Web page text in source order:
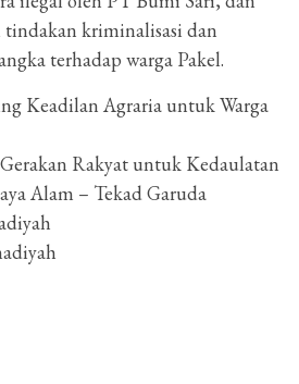
kriminalisasi dan
terhadap warga Pakel.
Keadilan Agraria untuk Warga
Rakyat untuk Kedaulatan
Alam – Tekad Garuda